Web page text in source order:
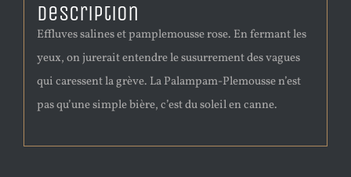
Description
Effluves salines et pamplemousse rose. En fermant les
yeux, on jurerait entendre le susurrement des vagues
qui caressent la grève. La Palampam-Plemousse n’est
pas qu’une simple bière, c’est du soleil en canne.